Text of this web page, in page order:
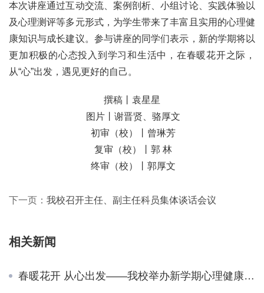
本次讲座通过互动交流、案例剖析、小组讨论、实践体验以
及心理测评等多元形式，为学生带来了丰富且实用的心理健
康知识与成长建议。参与讲座的同学们表示，新的学期将以
更加积极的心态投入到学习和生活中，在春暖花开之际，
从“心”出发，遇见更好的自己。
撰稿丨袁星星
图片丨谢晋贤、骆厚文
初审（校）丨曾琳芳
复审（校）丨郭 林
终审（校）丨郭厚文
下一页： 我校召开主任、副主任科员集体谈话会议
相关新闻
春暖花开 从心出发——我校举办新学期心理健康专题讲座